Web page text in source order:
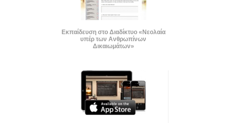
Εκπαίδευση στο Διαδίκτυο «Νεολαία
υπέρ των Ανθρωπίνων
Δικαιωμάτων»